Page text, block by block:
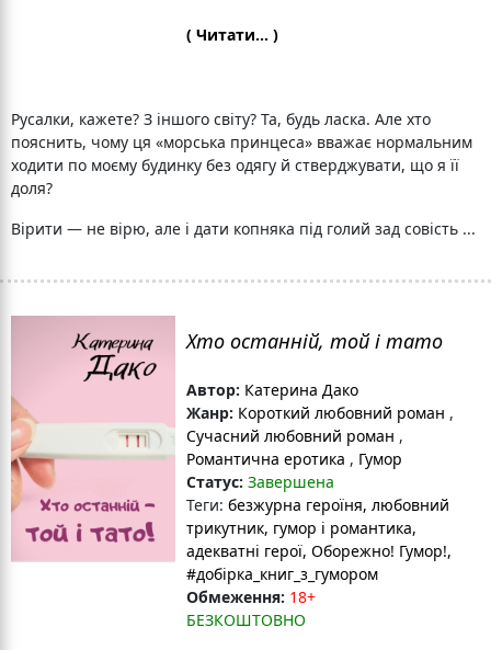
( Читати... )
Русалки, кажете? З іншого світу? Та, будь ласка. Але хто
пояснить, чому ця «морська принцеса» вважає нормальним
ходити по моєму будинку без одягу й стверджувати, що я її
доля?
Вірити — не вірю, але і дати копняка під голий зад совість ...
Хто останній, той і тато
Автор: Катерина Дако
Жанр: Короткий любовний роман ,
Сучасний любовний роман ,
Романтична еротика , Гумор
Статус: Завершена
Теги: безжурна героїня, любовний
трикутник, гумор і романтика,
адекватні герої, Оборежно! Гумор!,
#добірка_книг_з_гумором
Обмеження: 18+
БЕЗКОШТОВНО